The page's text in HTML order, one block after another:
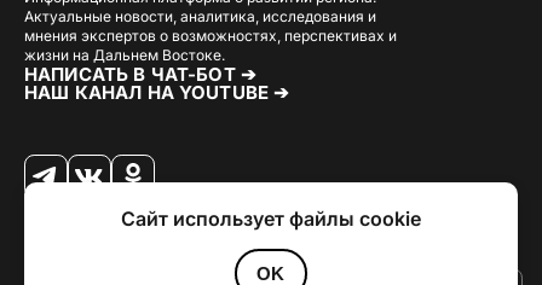
Актуальные новости, аналитика, исследования и
мнения экспертов о возможностях, перспективах и
жизни на Дальнем Востоке.
НАПИСАТЬ В ЧАТ-БОТ ➔
НАШ КАНАЛ НА YOUTUBE ➔
. РазработкаLoimi.
Политика конфиденциальности
Сайт использует файлы cookie
OK